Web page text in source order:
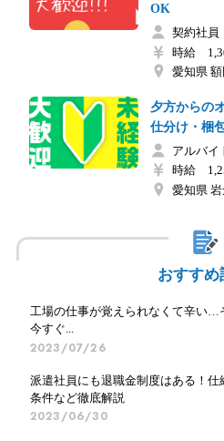
OK
契約社員
時給
愛知県
夕方からの
仕分け・梱
アルバイ
時給
愛知県
おすすめ
工場の仕事が覚えられなくて辛い…
今すぐ...
2023/07/26
派遣社員にも退職金制度はある！仕
条件など徹底解説
2023/06/30